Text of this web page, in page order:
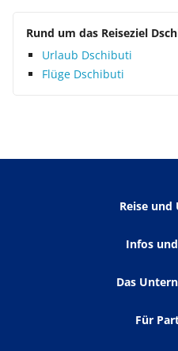
Rund um das Reiseziel
Urlaub Dschibuti
Flüge Dschibuti
Reise und
Infos
Das
Für